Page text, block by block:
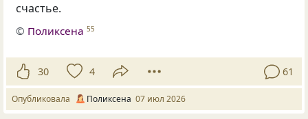
счастье.
© Поликсена 55
30 4 61
Опубликовала Поликсена 07 июл 2026